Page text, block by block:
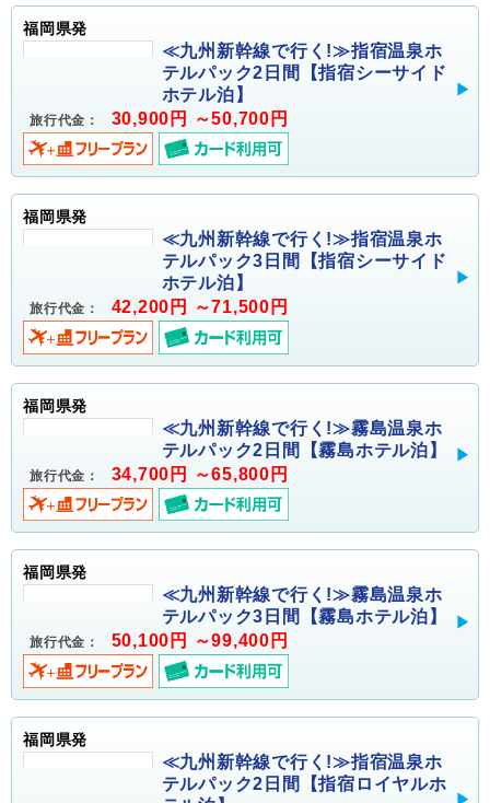
福岡県発
≪九州新幹線で行く!≫指宿温泉ホ
テルパック2日間【指宿シーサイド
ホテル泊】
旅行代金： 30,900円 ～50,700円
福岡県発
≪九州新幹線で行く!≫指宿温泉ホ
テルパック3日間【指宿シーサイド
ホテル泊】
旅行代金： 42,200円 ～71,500円
福岡県発
≪九州新幹線で行く!≫霧島温泉ホ
テルパック2日間【霧島ホテル泊】
旅行代金： 34,700円 ～65,800円
福岡県発
≪九州新幹線で行く!≫霧島温泉ホ
テルパック3日間【霧島ホテル泊】
旅行代金： 50,100円 ～99,400円
福岡県発
≪九州新幹線で行く!≫指宿温泉ホ
テルパック2日間【指宿ロイヤルホ